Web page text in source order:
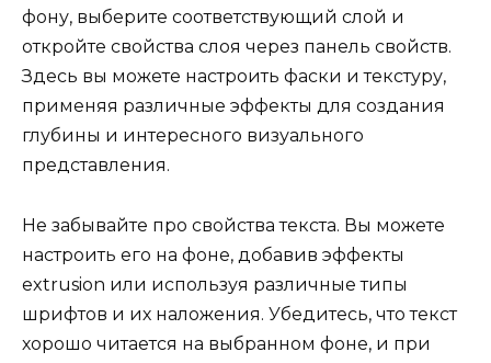
фону, выберите соответствующий слой и
откройте свойства слоя через панель свойств.
Здесь вы можете настроить фаски и текстуру,
применяя различные эффекты для создания
глубины и интересного визуального
представления.
Не забывайте про свойства текста. Вы можете
настроить его на фоне, добавив эффекты
extrusion или используя различные типы
шрифтов и их наложения. Убедитесь, что текст
хорошо читается на выбранном фоне, и при